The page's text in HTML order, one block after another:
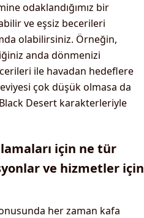
odaklandığımız bir
ve eşsiz becerileri
olabilirsiniz. Örneğin,
anda dönmenizi
ile havadan hedeflere
çok düşük olmasa da
Desert karakterleriyle
için ne tür
ve hizmetler için
her zaman kafa